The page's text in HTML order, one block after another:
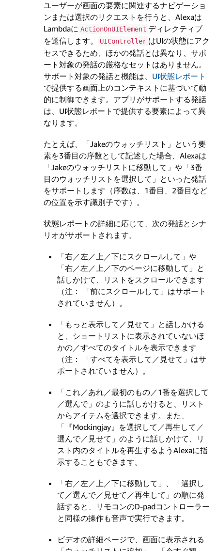
ユーザーが画面の要素に関連するナビゲーショ
ンまたは選択のリクエストを行うと、Alexaは
Lambdaに ActionOnUIElement ディレクティブ
を送信します。
UIController はUIの状態にアク
セスできるため、ほかの発話とは異なり、サポ
ート対象の発話の厳格なセットはありません。
サポート対象の発話と機能は、 UI状態レポート
で提供する画面上のコンテキストに基づいて動
的に制御できます。アプリがサポートする発話
は、UI状態レポートで提供する要素によって異
なります。
たとえば、「Jakeのウォッチリスト」という要
素を3番目の序数として記述した場合、Alexaは
「Jakeのウォッチリストに移動して」や「3番
目のウォッチリストを選択して」といった発話
をサポートします（序数は、1番目、2番目など
の位置を示す識別子です）。
状態レポートの詳細に応じて、次の発話とシナ
リオがサポートされます。
「右／左／上／下にスクロールして」や
「右／左／上／下のページに移動して」と
話しかけて、リストをスクロールできます
（注： 「前にスクロールして」はサポート
されていません）。
「もっと表示して／見せて」と話しかける
と、ショートリストに表示されていないほ
かの／すべてのタイトルを表示できます
（注： 「すべてを表示して／見せて」はサ
ポートされていません）。
「これ／あれ／最初のもの／1番を選択して
／選んで」のように話しかけると、リスト
からアイテムを選択できます。また、
「『Mockingjay』を選択して／再生して／
選んで／見せて」のように話しかけて、リ
スト内のタイトルを再生するようAlexaに指
示することもできます。
「右／左／上／下に移動して」、「選択し
て／選んで／見せて／再生して」の順に発
話すると、リモコンのD-padコントローラー
と同様の操作も音声で実行できます。
ビデオの詳細ページで、画面に表示される